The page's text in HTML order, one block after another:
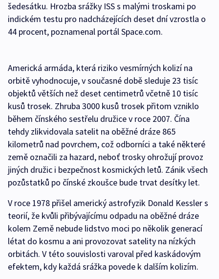
šedesátku. Hrozba srážky ISS s malými troskami po
indickém testu pro nadcházejících deset dní vzrostla o
44 procent, poznamenal portál Space.com.
Americká armáda, která riziko vesmírných kolizí na
orbitě vyhodnocuje, v současné době sleduje 23 tisíc
objektů větších než deset centimetrů včetně 10 tisíc
kusů trosek. Zhruba 3000 kusů trosek přitom vzniklo
během čínského sestřelu družice v roce 2007. Čína
tehdy zlikvidovala satelit na oběžné dráze 865
kilometrů nad povrchem, což odborníci a také některé
země označili za hazard, neboť trosky ohrožují provoz
jiných družic i bezpečnost kosmických letů. Zánik všech
pozůstatků po čínské zkoušce bude trvat desítky let.
V roce 1978 přišel americký astrofyzik Donald Kessler s
teorií, že kvůli přibývajícímu odpadu na oběžné dráze
kolem Země nebude lidstvo moci po několik generací
létat do kosmu a ani provozovat satelity na nízkých
orbitách. V této souvislosti varoval před kaskádovým
efektem, kdy každá srážka povede k dalším kolizím.